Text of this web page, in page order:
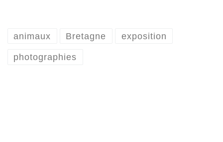
animaux Bretagne exposition
photographies